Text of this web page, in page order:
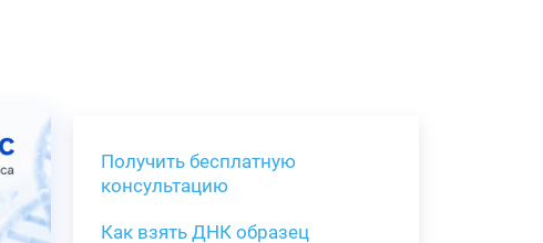
Получить бесплатную
консультацию
Как взять ДНК образец